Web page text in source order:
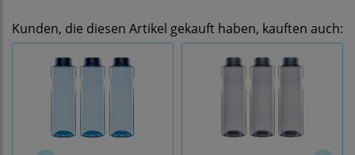
Kunden, die diesen Artikel gekauft haben, kauften auch: